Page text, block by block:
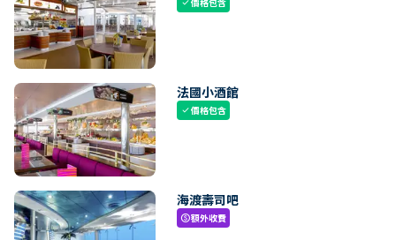
check
法國小酒館
check價格包含
海渡壽司吧
paid額外收費